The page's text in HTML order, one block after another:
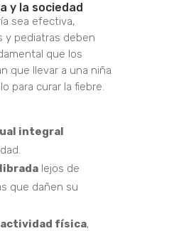
y la sociedad
sea efectiva,
y pediatras deben
que los
que llevar a una niña
para curar la fiebre.
integral
lejos de
que dañen su
actividad física,